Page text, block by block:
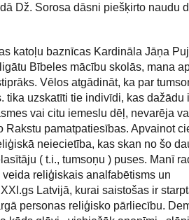
Dž. Sorosa dāsni piešķirto naudu
katoļu baznīcas Kardināla Jāņa
Bībeles mācību skolās, mana
Vēlos atgādināt, ka par
tika uzskatīti tie indivīdi, kas dažādu
vai citu iemeslu dēļ, nevarēja
Rakstu pamatpatiesības. Apvainot
neiecietība, kas skan no šo
( t.i., tumsoņu ) puses. Manī
reliģiskais analfabētisms un
Latvijā, kurai saistošas ir
personas reliģisko pārliecību.